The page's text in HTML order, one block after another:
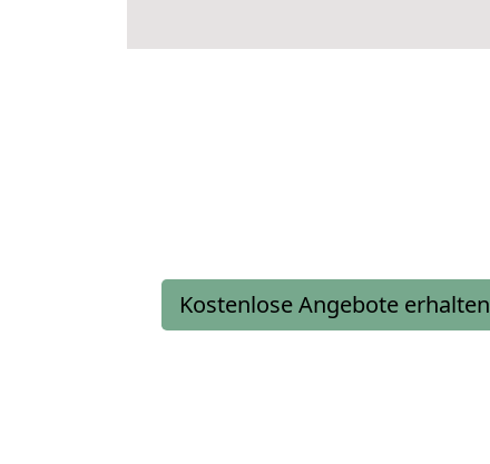
Kostenlose Angebote erhalten